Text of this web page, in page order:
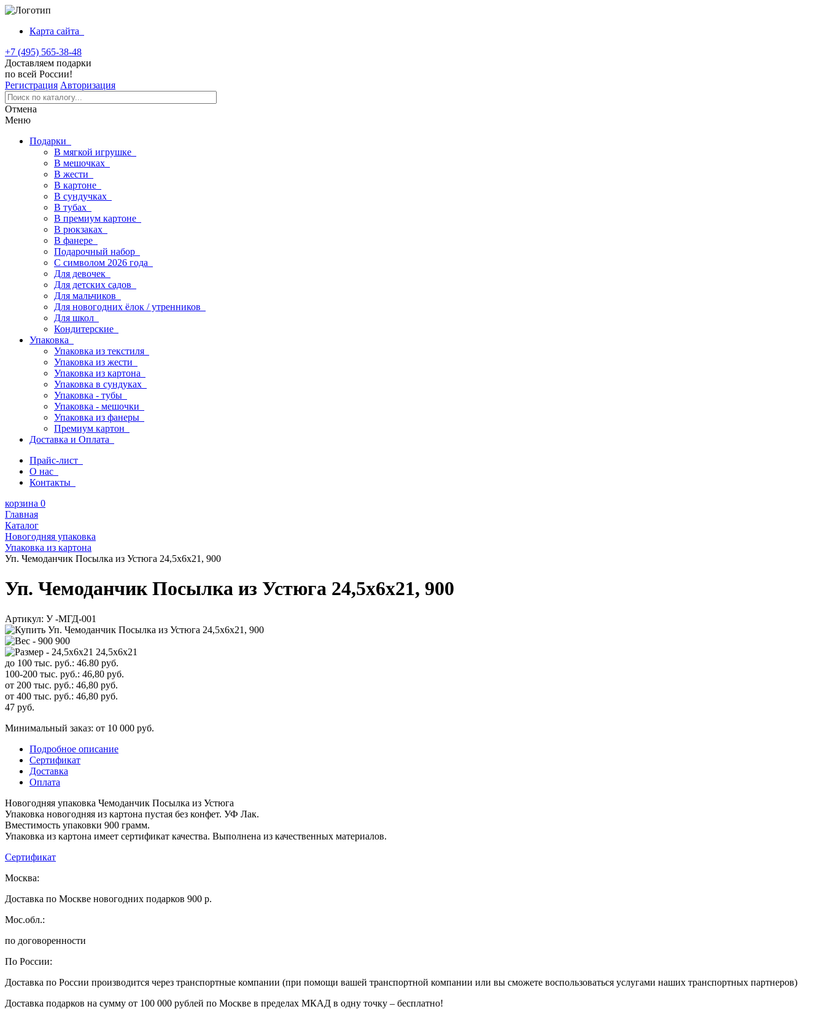
Карта сайта
+7 (495) 565-38-48
Доставляем подарки
по всей России!
Регистрация Авторизация
Отмена
Меню
Подарки
В мягкой игрушке
В мешочках
В жести
В картоне
В сундучках
В тубах
В премиум картоне
В рюкзаках
В фанере
Подарочный набор
С символом 2026 года
Для девочек
Для детских садов
Для мальчиков
Для новогодних ёлок / утренников
Для школ
Кондитерские
Упаковка
Упаковка из текстиля
Упаковка из жести
Упаковка из картона
Упаковка в сундуках
Упаковка - тубы
Упаковка - мешочки
Упаковка из фанеры
Премиум картон
Доставка и Оплата
Прайс-лист
О нас
Контакты
корзина 0
Главная
Каталог
Новогодняя упаковка
Упаковка из картона
Уп. Чемоданчик Посылка из Устюга 24,5х6х21, 900
Уп. Чемоданчик Посылка из Устюга 24,5х6х21, 900
Артикул: У -МГД-001
900
24,5х6х21
до 100 тыс. руб.: 46.80 руб.
100-200 тыс. руб.: 46,80 руб.
от 200 тыс. руб.: 46,80 руб.
от 400 тыс. руб.: 46,80 руб.
47 руб.
Минимальный заказ: от 10 000 руб.
Подробное описание
Сертификат
Доставка
Оплата
Новогодняя упаковка Чемоданчик Посылка из Устюга
Упаковка новогодняя из картона пустая без конфет. УФ Лак.
Вместимость упаковки 900 грамм.
Упаковка из картона имеет сертификат качества. Выполнена из качественных материалов.
Сертификат
Москва:
Доставка по Москве новогодних подарков 900 р.
Мос.обл.:
по договоренности
По России:
Доставка по России производится через транспортные компании (при помощи вашей транспортной компании или вы сможете воспользоваться услугами наших транспортных партнеров)
Доставка подарков на сумму от 100 000 рублей по Москве в пределах МКАД в одну точку – бесплатно!